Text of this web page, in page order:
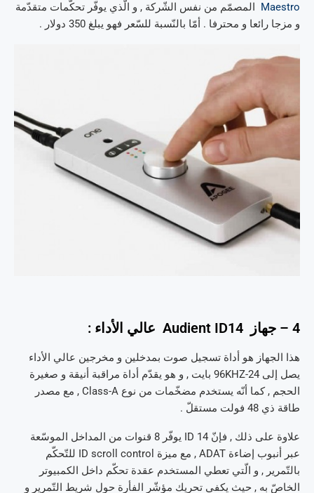
Maestro المصمّم من نفس الشّركة , و الّذي يوفّر تحكّمات متقدّمة
و مزجا رائعا و محترفا . أمّا بالنّسبة للسّعر فهو يبلغ 350 دولار .
4 – جهاز Audient ID14 عالي الأداء :
هذا الجهاز هو أداة تسجيل صوت بمدخلين و مخرجين عالي الأداء
يصل إلى 96KHZ-24 بايت , و هو يقدّم أداة مراقبة أنيقة و صغيرة
الحجم , كما أنّه يستخدم مضخّمات من نوع Class-A , مع مصدر
طاقة ذي 48 فولت مستقلّ .
علاوة على ذلك , فإنّ ID 14 يوفّر 8 قنوات من المداخل الموسّعة
عبر أنبوب إضاءة ADAT , مع ميزة ID scroll control للتّحكّم
بالتّمرير , و الّتي تعطي المستخدم عقدة تحكّم داخل الكمبيوتر
الخاصّ به , حيث يكفي تحريك مؤشّر الفأرة حول شريط التّمرير و